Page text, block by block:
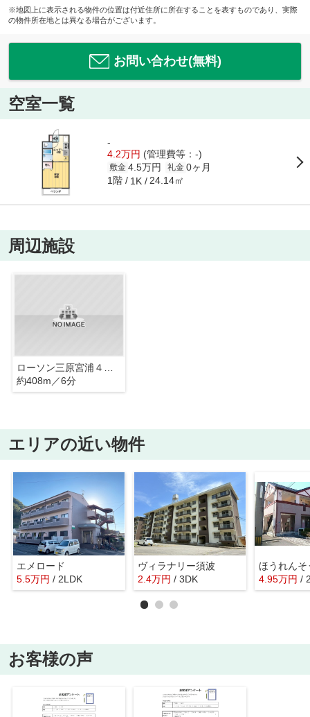
※地図上に表示される物件の位置は付近住所に所在することを表すものであり、実際
の物件所在地とは異なる場合がございます。
お問い合わせ(無料)
空室一覧
-
4.2万円 (管理費等：-)
敷金 4.5万円 礼金 0ヶ月
1階 1K 24.14㎡
周辺施設
約408m／6分
エリアの近い物件
エメロード
5.5万円 / 2LDK
ヴィラナリー須波
2.4万円 / 3DK
ほうれんそ
4.95万円 /
お客様の声